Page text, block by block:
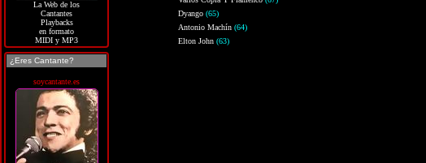
La Web de los
Cantantes
Playbacks
en formato
MIDI y MP3
¿Eres Cantante?
soycantante.es
Dyango (65)
Antonio Machín (64)
Elton John (63)